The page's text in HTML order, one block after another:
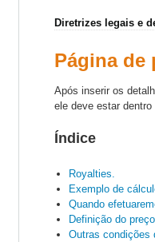
Diretrizes legais e
Página de
Após inserir os
ele deve estar
Índice
Royalties.
Exemplo de
Quando
Definição do
Outras condições